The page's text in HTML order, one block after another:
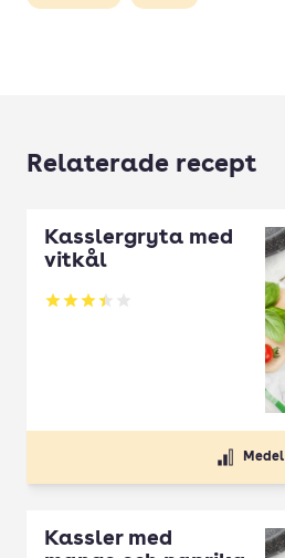
Relaterade recept
Kasslergryta med
vitkål
Betyg: 3.46 av 5
Medel
Kassler med